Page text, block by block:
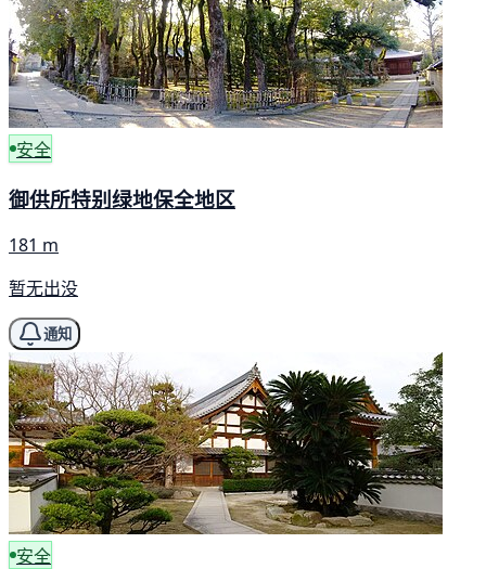
安全
御供所特别绿地保全地区
181 m
暂无出没
通知
安全